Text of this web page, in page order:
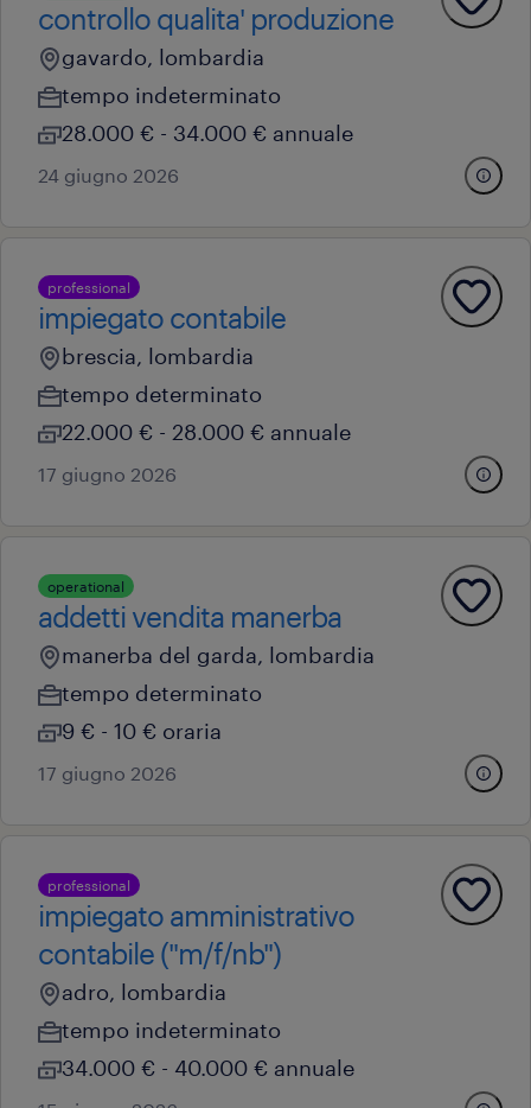
controllo qualita' produzione
gavardo, lombardia
tempo indeterminato
28.000 € - 34.000 € annuale
24 giugno 2026
professional
impiegato contabile
brescia, lombardia
tempo determinato
22.000 € - 28.000 € annuale
17 giugno 2026
operational
addetti vendita manerba
manerba del garda, lombardia
tempo determinato
9 € - 10 € oraria
17 giugno 2026
professional
impiegato amministrativo
contabile ("m/f/nb")
adro, lombardia
tempo indeterminato
34.000 € - 40.000 € annuale